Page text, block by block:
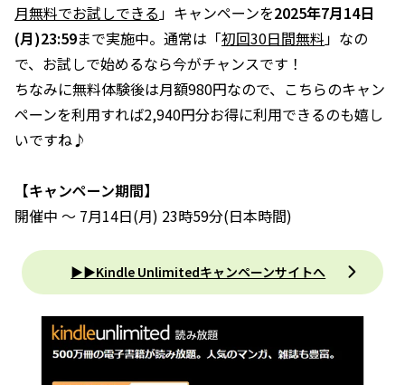
月無料でお試しできる 」キャンペーンを2025年7月14日
(月)23:59まで実施中。通常は「初回30日間無料 」なの
で、お試しで始めるなら今がチャンスです！
ちなみに無料体験後は月額980円なので、こちらのキャン
ペーンを利用すれば2,940円分お得に利用できるのも嬉し
いですね♪
【キャンペーン期間】
開催中 ～ 7月14日(月) 23時59分(日本時間)
▶▶Kindle Unlimitedキャンペーンサイトへ